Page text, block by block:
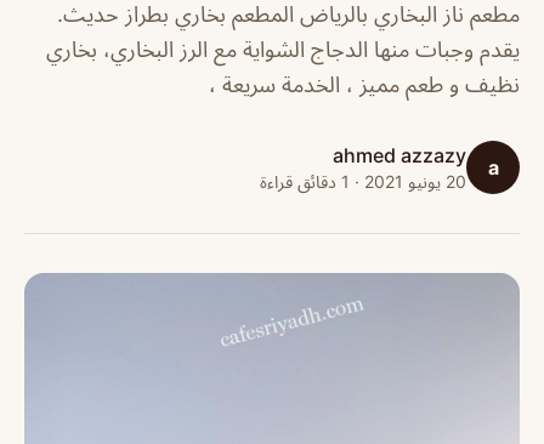
مطعم ناز البخاري بالرياض المطعم بخاري بطراز حديث.
يقدم وجبات منها الدجاج الشواية مع الرز البخاري، بخاري
نظيف و طعم مميز ، الخدمة سريعة ،
a
ahmed azzazy
20 يونيو 2021 · 1 دقائق قراءة